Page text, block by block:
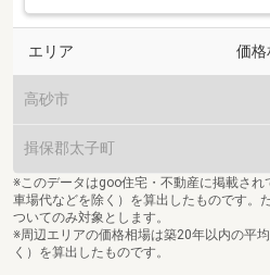
エリア 価格
高砂市
揖保郡太子町
※このデータはgoo住宅・不動産に掲載さ
車場代などを除く）を算出したものです。
ついてのみ対象とします。
※周辺エリアの価格相場は築20年以内の平
く）を算出したものです。